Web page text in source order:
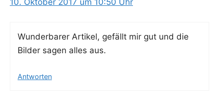
10. Oktober 2017 um 10:50 Uhr
Wun­der­ba­rer Arti­kel, gefällt mir gut und die
Bil­der sagen alles aus.
Antworten